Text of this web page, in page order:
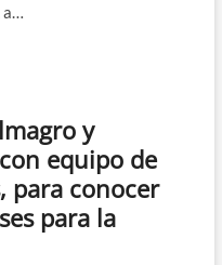
a…
y
equipo de
para conocer
para la